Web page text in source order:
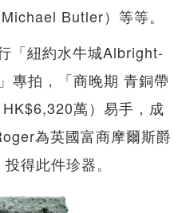
Butler）等等。
「紐約水牛城Albright-
專拍，「商晚期 青銅帶
萬）易手，成
為英國富商摩爾斯爵
得此件珍器。